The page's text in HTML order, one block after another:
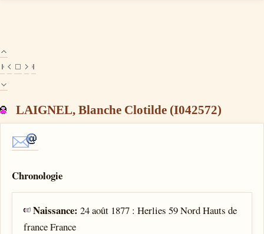
LAIGNEL, Blanche Clotilde (I042572)
Chronologie
Naissance:24 août 1877 : Herlies 59 Nord Hauts de
france France